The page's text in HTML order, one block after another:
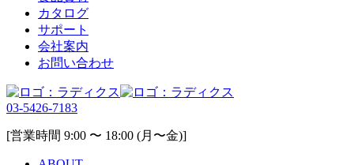
カタログ
サポート
会社案内
お問い合わせ
03-5426-7183
[営業時間 9:00 〜 18:00 (月〜金)]